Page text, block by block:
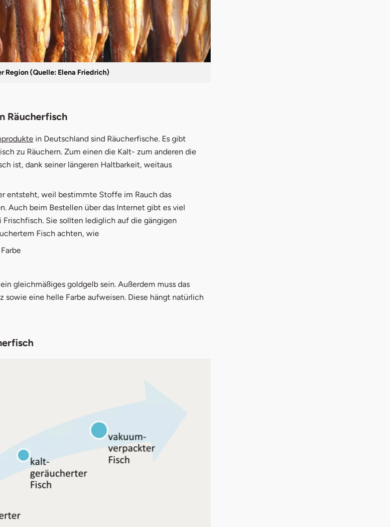
Region (Quelle: Elena Friedrich)
Räucherfisch
öffnet in neuem Fenster
in Deutschland sind Räucherfische. Es gibt
zu Räuchern. Zum einen die Kalt- zum anderen die
ist, dank seiner längeren Haltbarkeit, weitaus
entsteht, weil bestimmte Stoffe im Rauch das
Auch beim Bestellen über das Internet gibt es viel
Sie sollten lediglich auf die gängigen
Fisch achten, wie
gleichmäßiges goldgelb sein. Außerdem muss das
sowie eine helle Farbe aufweisen. Diese hängt natürlich